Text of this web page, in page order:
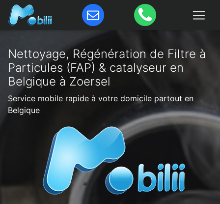
Nettoyage, Régénération de Filtre à
Particules (FAP) & catalyseur en
Belgique à Zoersel
Service mobile rapide à votre domicile partout en
Belgique